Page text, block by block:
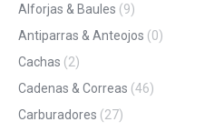
Alforjas & Baules (9)
Antiparras & Anteojos (0)
Cachas (2)
Cadenas & Correas (46)
Carburadores (27)